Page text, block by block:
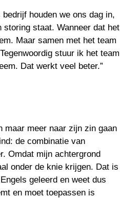
houden we ons dag in,
staat. Wanneer dat het
Maar samen met het team
stuur ik het team
Dat werkt veel beter.”
maar meer naar zijn zin gaan
de combinatie van
Omdat mijn achtergrond
onder de knie krijgen. Dat is
geleerd en weet dus
en moet toepassen is